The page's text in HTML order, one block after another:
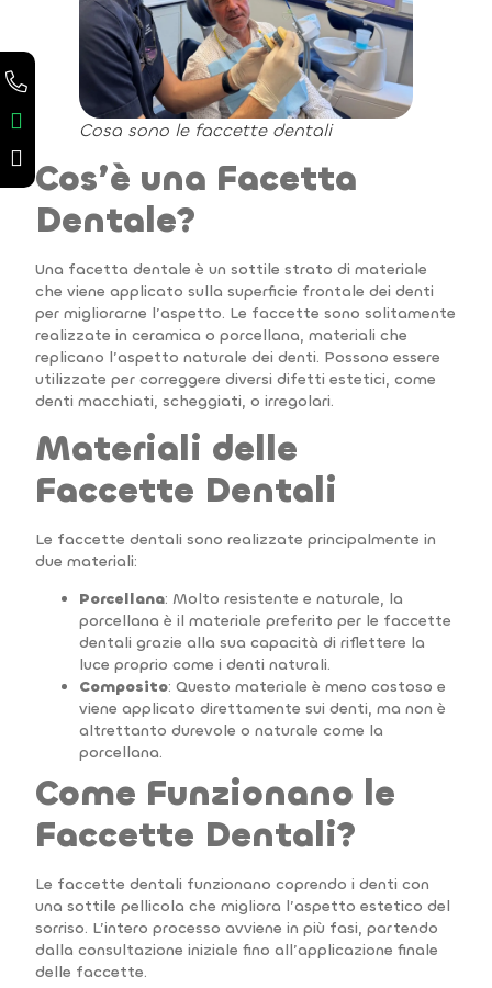
Cosa sono le faccette dentali
Cos’è una Facetta
Dentale?
Una facetta dentale è un sottile strato di materiale
che viene applicato sulla superficie frontale dei denti
per migliorarne l’aspetto. Le faccette sono solitamente
realizzate in ceramica o porcellana, materiali che
replicano l’aspetto naturale dei denti. Possono essere
utilizzate per correggere diversi difetti estetici, come
denti macchiati, scheggiati, o irregolari.
Materiali delle
Faccette Dentali
Le faccette dentali sono realizzate principalmente in
due materiali:
Porcellana: Molto resistente e naturale, la
porcellana è il materiale preferito per le faccette
dentali grazie alla sua capacità di riflettere la
luce proprio come i denti naturali.
Composito: Questo materiale è meno costoso e
viene applicato direttamente sui denti, ma non è
altrettanto durevole o naturale come la
porcellana.
Come Funzionano le
Faccette Dentali?
Le faccette dentali funzionano coprendo i denti con
una sottile pellicola che migliora l’aspetto estetico del
sorriso. L’intero processo avviene in più fasi, partendo
dalla consultazione iniziale fino all’applicazione finale
delle faccette.